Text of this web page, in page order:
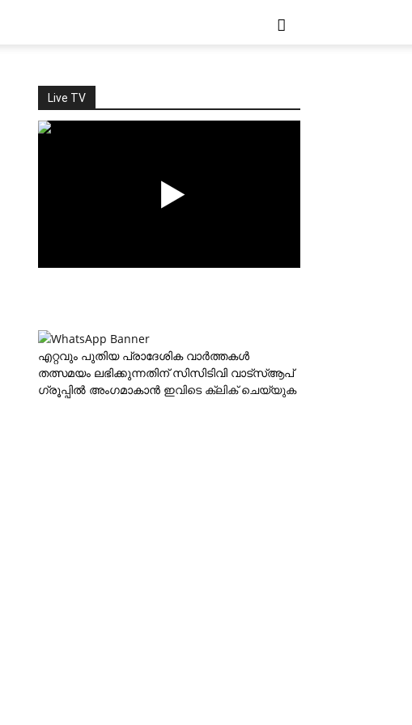
Live TV
എറ്റവും പുതിയ പ്രാദേശിക വാര്‍ത്തകള്‍
തത്സമയം ലഭിക്കുന്നതിന് സിസിടിവി വാട്‌സ്ആപ്
ഗ്രൂപ്പില്‍ അംഗമാകാന്‍ ഇവിടെ ക്ലിക് ചെയ്യുക